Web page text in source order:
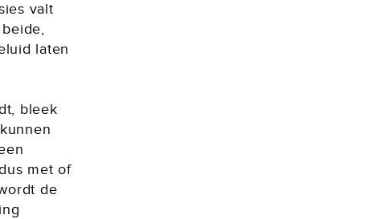
valt
laten
bleek
met of
de